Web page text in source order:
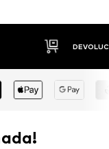
DEVOLUCIONES